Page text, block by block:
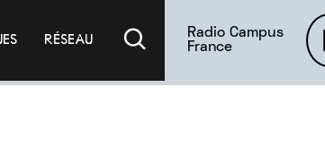
RÉSEAU
Radio Campus
France